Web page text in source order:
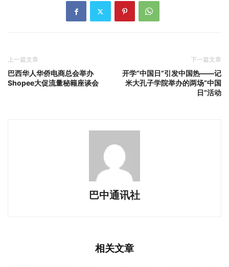
上一篇文章
巴西华人华侨电商总会举办
Shopee大促流量秘籍座谈会
下一篇文章
开学“中国日”引发中国热——记
米大孔子学院举办的两场“中国
日”活动
巴中通讯社
相关文章